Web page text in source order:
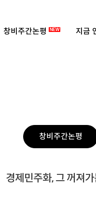
창비주간논평 NEW 지금
창비주간논평
경제민주화, 그 꺼져